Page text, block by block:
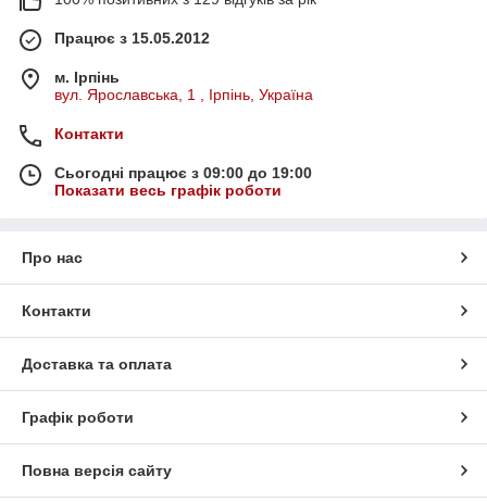
Працює з 15.05.2012
м. Ірпінь
вул. Ярославська, 1 , Ірпінь, Україна
Контакти
Сьогодні працює з 09:00 до 19:00
Показати весь графік роботи
Про нас
Контакти
Доставка та оплата
Графік роботи
Повна версія сайту